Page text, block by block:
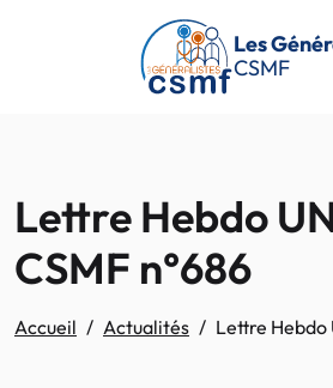
Passer au contenu principal
Les
CSMF
Lettre Hebdo
CSMF n°686
Accueil Actualités Lettre Hebdo